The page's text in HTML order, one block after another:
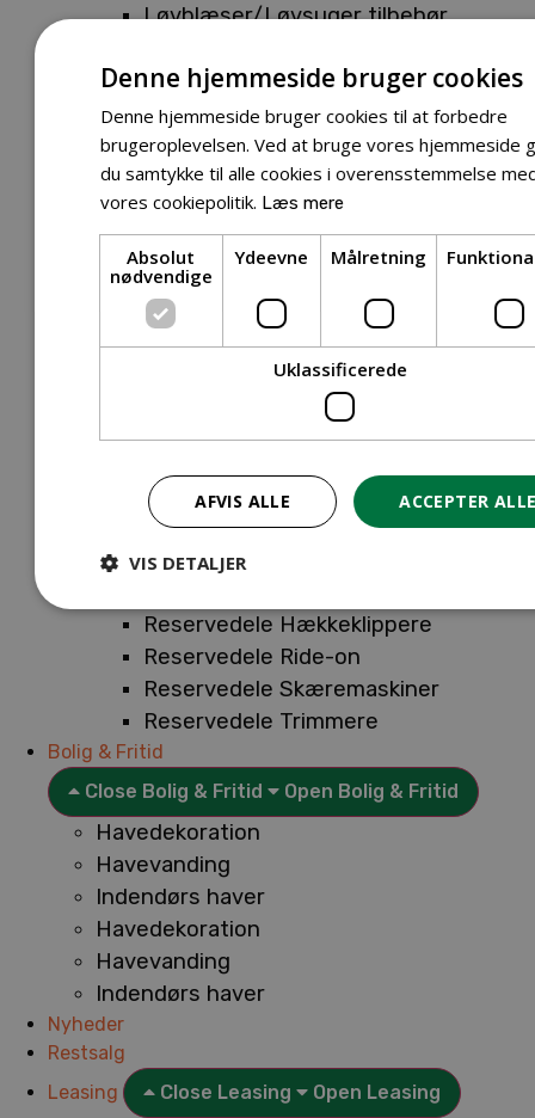
Løvblæser/Løvsuger tilbehør
Tilbehør Buskryddere og Trimmere
Tilbehør Entreprenørudstyr
Tilbehør Havetraktor
Tilbehør Hækkeklippere
Tilbehør Motorsav
Tilbehør Kæder
Tilbehør Sværd
Tilbehør Rengøringsmaskiner
Tilbehør Robotplæneklipper
Tilbehør Walk Behind
Reservedele Løvblæsere
Reservedele Motorsave
Reservedele Plæneklippere
Reservedele Hækkeklippere
Reservedele Ride-on
Reservedele Skæremaskiner
Reservedele Trimmere
Bolig & Fritid
Close Bolig & Fritid
Open Bolig & Fritid
Havedekoration
Havevanding
Indendørs haver
Havedekoration
Havevanding
Indendørs haver
Nyheder
Restsalg
Leasing
Close Leasing Open Leasing
Denne hjemmeside bruger cookies
Denne hjemmeside bruger cookies til at forbedre
brugeroplevelsen. Ved at bruge vores hjemmeside
du samtykke til alle cookies i overensstemmelse
vores cookiepolitik. Læs mere
Absolut
nødvendige
Ydeevne Målretning
Uklassificerede
ACCEPTER
AFVIS ALLE
VIS DETALJER